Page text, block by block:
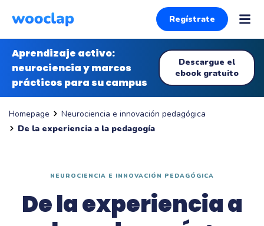
Regístrate
Aprendizaje activo:
neurociencia y marcos
prácticos para su campus
Descargue el
ebook gratuito
Homepage
Neurociencia e innovación pedagógica
De la experiencia a la pedagogía
NEUROCIENCIA E INNOVACIÓN PEDAGÓGICA
De la experiencia a